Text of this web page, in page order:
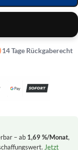
14 Tage Rückgaberecht
– ab 1,69 %/Monat,
Jetzt